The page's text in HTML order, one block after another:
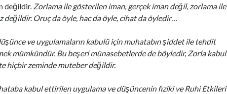
değildir. Zorlama ile gösterilen iman, gerçek iman değil, zorlama ile
değildir. Oruç da öyle, hac da öyle, cihat da öyledir…
ve uygulamaların kabulü için muhatabın şiddet ile tehdit
mümkündür. Bu beşeri münasebetlerde de böyledir, Zorla kabul
hiçbir zeminde muteber değildir.
kabul ettirilen uygulama ve düşüncenin fiziki ve Ruhi Etkileri